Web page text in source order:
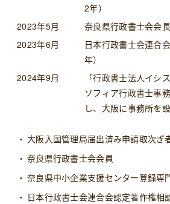
2年）
2023年5月
奈良県行政書士会会
2023年6月
日本行政書士会連合
年）
2024年9月
「行政書士法人イシ
ソフィア行政書士事
し、大阪に事務所を
大阪入国管理局届出済み申請取次ぎ
奈良県行政書士会会員
奈良県中小企業支援センター登録専
日本行政書士会連合会認定著作権相